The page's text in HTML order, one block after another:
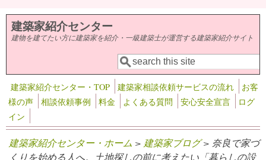
メインコンテンツに移動
建築家紹介センター
建物を建てたい方に建築家を紹介・一級建築士が運営する建築家紹介サイト
検索フォーム
検索
建築家紹介センター・TOP 建築家相談依頼サービスの流れ
お客
様の声
相談依頼事例 料金 よくある質問 安心安全宣言
ログ
イン
建築家紹介センター・ホーム > 建築家ブログ> 奈良で家づ
くりを始める人へ。土地探しの前に考えたい「暮らしの設